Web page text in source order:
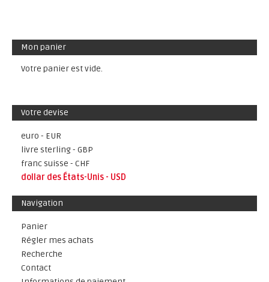
Mon panier
Votre panier est vide.
Votre devise
euro - EUR
livre sterling - GBP
franc suisse - CHF
dollar des États-Unis - USD
Navigation
Panier
Régler mes achats
Recherche
Contact